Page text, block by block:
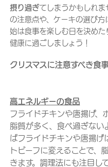
摂り過ぎてしまうかもしれま
の注意点や、ケーキの選び方
始は食事を楽しむ日を決め
健康に過ごしましょう！
クリスマスに注意すべき食
高エネルギーの食品
フライドチキンや唐揚げ、
脂質が多く、食べ過ぎない
ばフライドチキンや唐揚げ
トビーフに変えることで、
きます。調理法にも注目し